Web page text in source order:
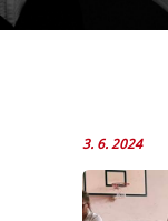
3. 6. 2024